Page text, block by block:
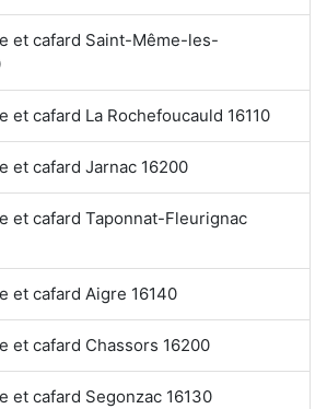
et cafard Saint-Même-les-
et cafard La Rochefoucauld 16110
et cafard Jarnac 16200
et cafard Taponnat-Fleurignac
et cafard Aigre 16140
et cafard Chassors 16200
et cafard Segonzac 16130